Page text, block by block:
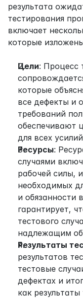
результата
тестирования
включает
которые
Цели: Процесс
которые
все дефекты и
требований
обеспечивают
для всех
Ресурсы:
случаями
рабочей силы,
необходимых
и обязанности
гарантирует,
тестового
надлежащим
Результаты
результатов
тестовые
дефектах и
как